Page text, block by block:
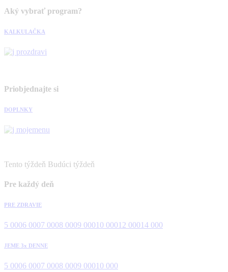
Aký vybrať program?
KALKULAČKA
Priobjednajte si
DOPLNKY
Tento týždeň Budúci týždeň
Pre každý deň
PRE ZDRAVIE
5 0006 0007 0008 0009 00010 00012 00014 000
JEME 3x DENNE
5 0006 0007 0008 0009 00010 000